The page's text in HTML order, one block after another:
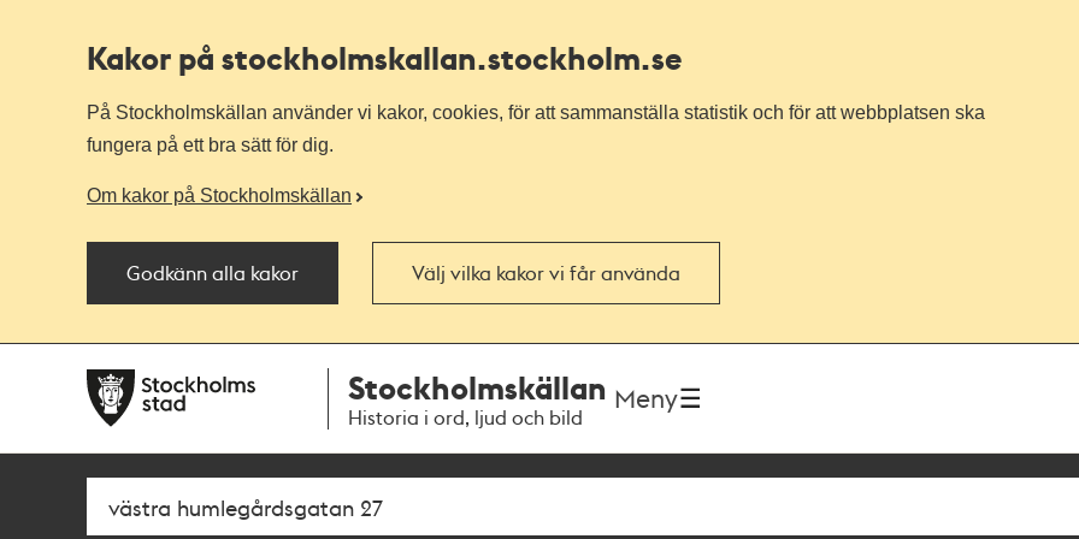
Kakor på stockholmskallan.stockholm.se
På Stockholmskällan använder vi kakor, cookies, för att sammanställa statistik och för att webbplatsen ska
fungera på ett bra sätt för dig.
Om kakor på Stockholmskällan
Godkänn alla kakor Välj vilka kakor vi får använda
navigationen
huvudinnehållet
Stockholmskällan
Historia i ord, ljud och bild
Meny
Sök